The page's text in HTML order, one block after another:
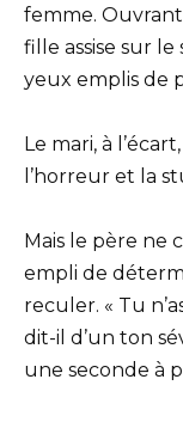
femme.
fille assise sur le
yeux emplis de
Le mari, à
l’horreur et la
Mais le père ne
empli de
reculer. « Tu
dit-il d’un ton
une seconde à